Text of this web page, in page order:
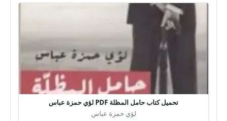
تحميل كتاب حامل المظلة PDF لؤي حمزة عباس
لؤي حمزة عباس